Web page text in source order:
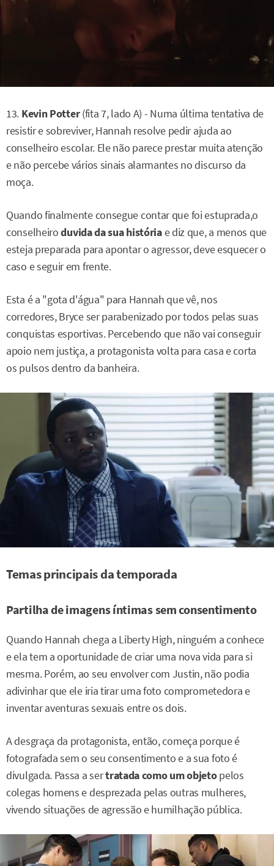
13. Kevin Potter(fita 7, lado A) - Numa última tentativa de
resistir e sobreviver, Hannah resolve pedir ajuda ao
conselheiro escolar. Ele não parece prestar muita atenção
e não percebe vários sinais alarmantes no discurso da
moça.
Quando finalmente consegue contar que foi estuprada,o
conselheiroduvida da sua históriae diz que, a menos que
esteja preparada para apontar o agressor, deve esquecer o
caso e seguir em frente.
Esta é a "gota d'água" para Hannah que vê, nos
corredores, Bryce ser parabenizado por todos pelas suas
conquistas esportivas. Percebendo que não vai conseguir
apoio nem justiça, a protagonista volta para casa e corta
os pulsos dentro da banheira.
Temas principais da temporada
Partilha de imagens íntimas sem consentimento
Quando Hannah chega a Liberty High, ninguém a conhece
e ela tem a oportunidade de criar uma nova vida para si
mesma. Porém, ao seu envolver com Justin, não podia
adivinhar que ele iria tirar uma foto comprometedora e
inventar aventuras sexuais entre os dois.
A desgraça da protagonista, então, começa porque é
fotografada sem o seu consentimento e a sua foto é
divulgada. Passa a sertratada como um objetopelos
colegas homens e desprezada pelas outras mulheres,
vivendo situações de agressão e humilhação pública.